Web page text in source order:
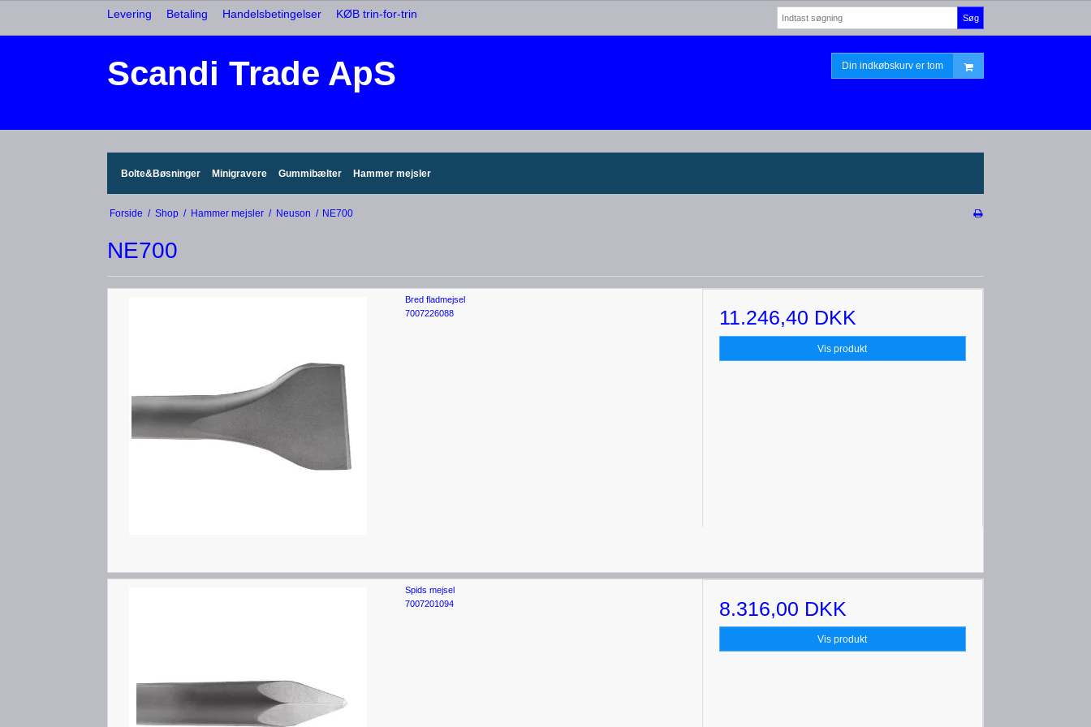
Levering Betaling Handelsbetingelser KØB trin-for-trin Søg
Scandi Trade ApS Din indkøbskurv er tom
Bolte&Bøsninger Minigravere Gummibælter Hammer mejsler
Forside / Shop / Hammer mejsler / Neuson / NE700
NE700
Bred fladmejsel
7007226088
11.246,40 DKK
Vis produkt
Spids mejsel
7007201094
8.316,00 DKK
Vis produkt